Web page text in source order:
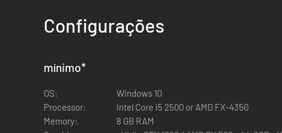
Configurações
mínimo*
OS:
Windows 10
Processor:
Intel Core i5 2500 or AMD FX-4350
Memory:
8 GB RAM